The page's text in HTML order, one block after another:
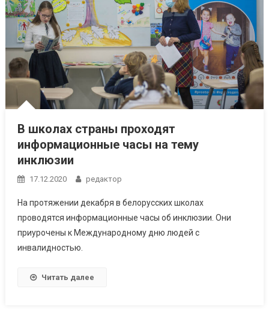
В школах страны проходят
информационные часы на тему
инклюзии
17.12.2020 редактор
На протяжении декабря в белорусских школах
проводятся информационные часы об инклюзии. Они
приурочены к Международному дню людей с
инвалидностью.
Читать далее